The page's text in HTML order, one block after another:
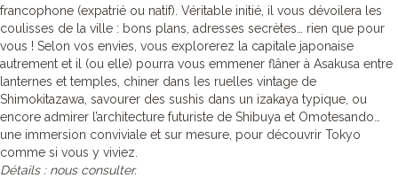
francophone (expatrié ou natif). Véritable initié, il vous dévoilera les
coulisses de la ville : bons plans, adresses secrètes… rien que pour
vous ! Selon vos envies, vous explorerez la capitale japonaise
autrement et il (ou elle) pourra vous emmener flâner à Asakusa entre
lanternes et temples, chiner dans les ruelles vintage de
Shimokitazawa, savourer des sushis dans un izakaya typique, ou
encore admirer l’architecture futuriste de Shibuya et Omotesando…
une immersion conviviale et sur mesure, pour découvrir Tokyo
comme si vous y viviez.
Détails : nous consulter.